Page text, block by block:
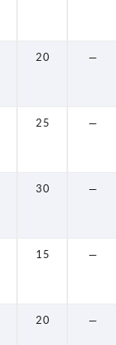
20 —
25 —
30 —
15 —
20 —